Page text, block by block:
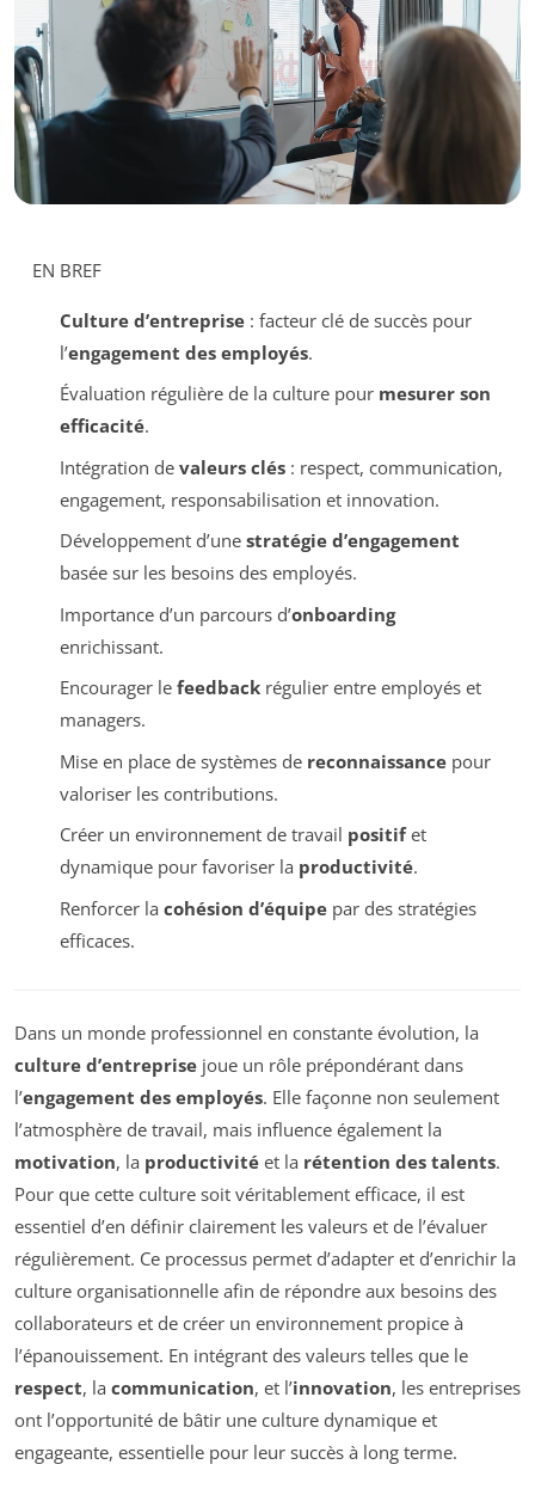
EN BREF
Culture d’entreprise: facteur clé de succès pour
l’engagement des employés.
Évaluation régulière de la culture pour mesurer son
efficacité.
Intégration de valeurs clés: respect, communication,
engagement, responsabilisation et innovation.
Développement d’une stratégie d’engagement
basée sur les besoins des employés.
Importance d’un parcours d’onboarding
enrichissant.
Encourager le feedbackrégulier entre employés et
managers.
Mise en place de systèmes de reconnaissancepour
valoriser les contributions.
Créer un environnement de travail positifet
dynamique pour favoriser la productivité.
Renforcer la cohésion d’équipepar des stratégies
efficaces.
Dans un monde professionnel en constante évolution, la
culture d’entreprise joue un rôle prépondérant dans
l’engagement des employés. Elle façonne non seulement
l’atmosphère de travail, mais influence également la
motivation, la productivité et la rétention des talents.
Pour que cette culture soit véritablement efficace, il est
essentiel d’en définir clairement les valeurs et de l’évaluer
régulièrement. Ce processus permet d’adapter et d’enrichir la
culture organisationnelle afin de répondre aux besoins des
collaborateurs et de créer un environnement propice à
l’épanouissement. En intégrant des valeurs telles que le
respect, la communication, et l’innovation, les entreprises
ont l’opportunité de bâtir une culture dynamique et
engageante, essentielle pour leur succès à long terme.